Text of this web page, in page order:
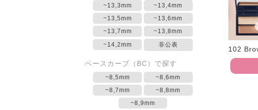
~13,3mm
~13,4mm
~13,5mm
~13,6mm
~13,7mm
~13,8mm
~14,2mm
非公表
ベースカーブ（BC）で探す
~8,5mm
~8,6mm
~8,7mm
~8,8mm
~8,9mm
102